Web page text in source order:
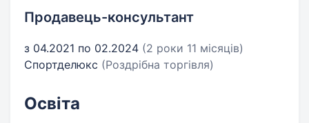
Продавець-консультант
з 04.2021 по 02.2024 (2 роки 11 місяців)
Спортделюкс (Роздрібна торгівля)
Освіта